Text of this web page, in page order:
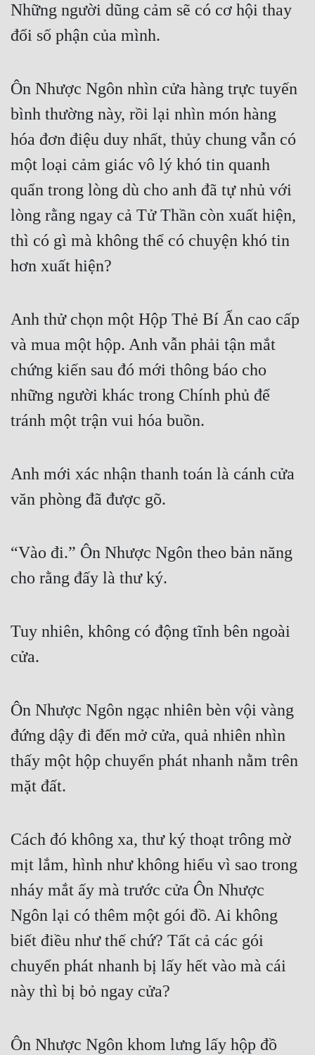
Những người dũng cảm sẽ có cơ hội thay
đổi số phận của mình.
Ôn Nhược Ngôn nhìn cửa hàng trực tuyến
bình thường này, rồi lại nhìn món hàng
hóa đơn điệu duy nhất, thủy chung vẫn có
một loại cảm giác vô lý khó tin quanh
quẩn trong lòng dù cho anh đã tự nhủ với
lòng rằng ngay cả Tử Thần còn xuất hiện,
thì có gì mà không thể có chuyện khó tin
hơn xuất hiện?
Anh thử chọn một Hộp Thẻ Bí Ẩn cao cấp
và mua một hộp. Anh vẫn phải tận mắt
chứng kiến sau đó mới thông báo cho
những người khác trong Chính phủ để
tránh một trận vui hóa buồn.
Anh mới xác nhận thanh toán là cánh cửa
văn phòng đã được gõ.
“Vào đi.” Ôn Nhược Ngôn theo bản năng
cho rằng đấy là thư ký.
Tuy nhiên, không có động tĩnh bên ngoài
cửa.
Ôn Nhược Ngôn ngạc nhiên bèn vội vàng
đứng dậy đi đến mở cửa, quả nhiên nhìn
thấy một hộp chuyển phát nhanh nằm trên
mặt đất.
Cách đó không xa, thư ký thoạt trông mờ
mịt lắm, hình như không hiểu vì sao trong
nháy mắt ấy mà trước cửa Ôn Nhược
Ngôn lại có thêm một gói đồ. Ai không
biết điều như thế chứ? Tất cả các gói
chuyển phát nhanh bị lấy hết vào mà cái
này thì bị bỏ ngay cửa?
Ôn Nhược Ngôn khom lưng lấy hộp đồ